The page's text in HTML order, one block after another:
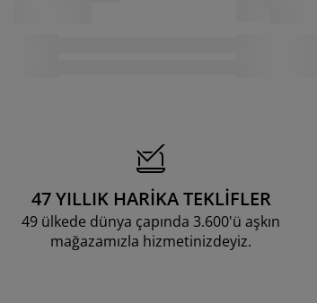
47 YILLIK HARİKA TEKLİFLER
49 ülkede dünya çapında 3.600'ü aşkın
mağazamızla hizmetinizdeyiz.